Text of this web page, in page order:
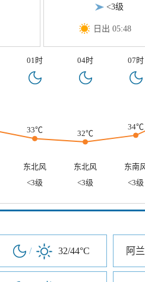
<3级
日出 05:48
01时 04时 07时
33℃
32℃
34℃
东北风 东北风
东南
<3级 <3级 <3级
/ 32/44°C 阿